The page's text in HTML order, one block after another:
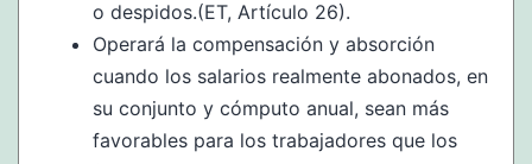
o despidos.(ET, Artículo 26).
Operará la compensación y absorción
cuando los salarios realmente abonados, en
su conjunto y cómputo anual, sean más
favorables para los trabajadores que los